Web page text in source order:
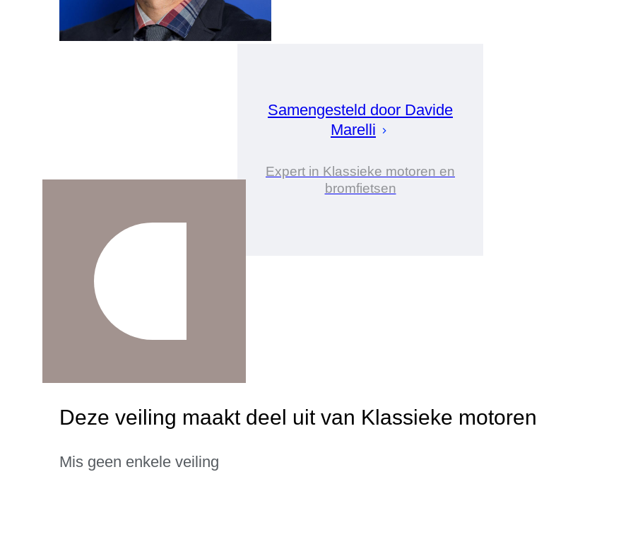
Samengesteld door Davide
Marelli
Expert in Klassieke motoren en
bromfietsen
Deze veiling maakt deel uit van Klassieke motoren
Mis geen enkele veiling